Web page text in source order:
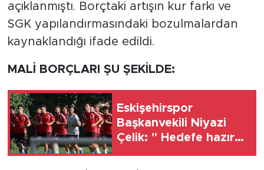
açıklanmıştı. Borçtaki artışın kur farkı ve
SGK yapılandırmasındaki bozulmalardan
kaynaklandığı ifade edildi.
MALİ BORÇLARI ŞU ŞEKİLDE:
Eskişehirspor
Başkanvekili Niyazi
Çelik: " Hedefe hazır